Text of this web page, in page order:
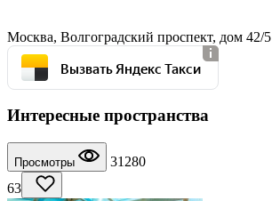
Москва, Волгоградский проспект, дом 42/5
Вызвать Яндекс Такси
Интересные пространства
Просмотры
31280
63